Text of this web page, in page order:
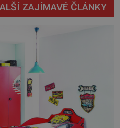
ZAJÍMAVÉ ČLÁNKY